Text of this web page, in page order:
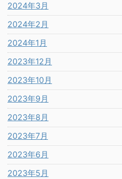
2024年3月
2024年2月
2024年1月
2023年12月
2023年10月
2023年9月
2023年8月
2023年7月
2023年6月
2023年5月